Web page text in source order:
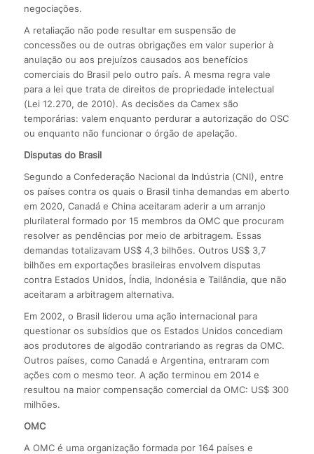
negociações.
A retaliação não pode resultar em suspensão de
concessões ou de outras obrigações em valor superior à
anulação ou aos prejuízos causados aos benefícios
comerciais do Brasil pelo outro país. A mesma regra vale
para a lei que trata de direitos de propriedade intelectual
(Lei 12.270, de 2010). As decisões da Camex são
temporárias: valem enquanto perdurar a autorização do OSC
ou enquanto não funcionar o órgão de apelação.
Disputas do Brasil
Segundo a Confederação Nacional da Indústria (CNI), entre
os países contra os quais o Brasil tinha demandas em aberto
em 2020, Canadá e China aceitaram aderir a um arranjo
plurilateral formado por 15 membros da OMC que procuram
resolver as pendências por meio de arbitragem. Essas
demandas totalizavam US$ 4,3 bilhões. Outros US$ 3,7
bilhões em exportações brasileiras envolvem disputas
contra Estados Unidos, Índia, Indonésia e Tailândia, que não
aceitaram a arbitragem alternativa.
Em 2002, o Brasil liderou uma ação internacional para
questionar os subsídios que os Estados Unidos concediam
aos produtores de algodão contrariando as regras da OMC.
Outros países, como Canadá e Argentina, entraram com
ações com o mesmo teor. A ação terminou em 2014 e
resultou na maior compensação comercial da OMC: US$ 300
milhões.
OMC
A OMC é uma organização formada por 164 países e